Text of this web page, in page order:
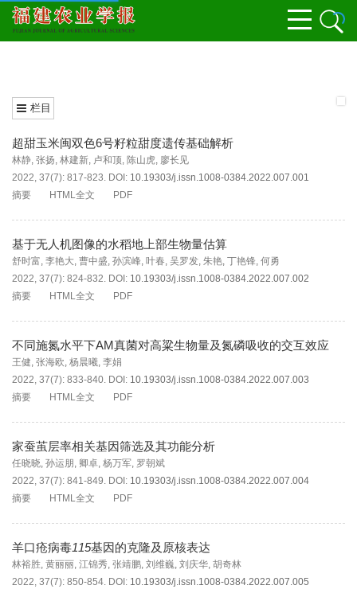
栏目
超甜玉米闽双色6号籽粒甜度遗传基础解析
林静, 张扬, 林建新, 卢和顶, 陈山虎, 廖长见
2022, 37(7): 817-823. DOI: 10.19303/j.issn.1008-0384.2022.007.001
摘要
HTML全文 PDF
基于无人机图像的水稻地上部生物量估算
舒时富, 李艳大, 曹中盛, 孙滨峰, 叶春, 吴罗发, 朱艳, 丁艳锋, 何勇
2022, 37(7): 824-832. DOI: 10.19303/j.issn.1008-0384.2022.007.002
摘要
HTML全文 PDF
不同施氮水平下AM真菌对高粱生物量及氮磷吸收的交互效应
王健, 张海欧, 杨晨曦, 李娟
2022, 37(7): 833-840. DOI: 10.19303/j.issn.1008-0384.2022.007.003
摘要
HTML全文 PDF
家蚕茧层率相关基因筛选及其功能分析
任晓晓, 孙运朋 , 卿卓, 杨万军, 罗朝斌
2022, 37(7): 841-849. DOI: 10.19303/j.issn.1008-0384.2022.007.004
摘要
HTML全文 PDF
羊口疮病毒115基因的克隆及原核表达
林裕胜, 黄丽丽, 江锦秀, 张靖鹏, 刘维巍, 刘庆华, 胡奇林
2022, 37(7): 850-854. DOI: 10.19303/j.issn.1008-0384.2022.007.005